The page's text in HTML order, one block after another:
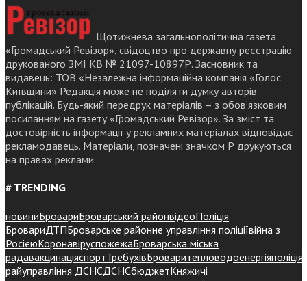
Щотижнева загальнополітична газета
«Громадський Ревізор», свідоцтво про державну реєстрацію
друкованого ЗМІ КВ № 21097-10897Р. Засновник та
видавець: ТОВ «Незалежна інформаційна компанія «Голос
Київщини» Редакція може не поділяти думку авторів
публікацій. Будь-який передрук матеріалів – з обов’язковим
посиланням на газету «Громадський Ревізор». За зміст та
достовірність інформації у рекламних матеріалах відповідає
рекламодавець. Матеріали, позначені значком Р друкуються
на правах реклами.
# TRENDING
новиниБровариБроварський районвідеоПоліція
БровариДТПБроварське районне управління поліціївійна з
РосієюКоронавіруспожежаБроварська міська
радавакцинаціяспортТребухівБроваритепловодоенергіяполіція
райуправління ДСНСДСНСбюджетКняжичі